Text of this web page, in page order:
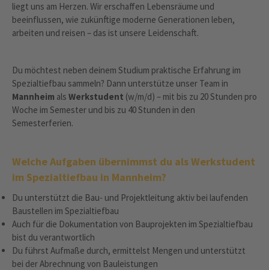
liegt uns am Herzen. Wir erschaffen Lebensräume und
beeinflussen, wie zukünftige moderne Generationen leben,
arbeiten und reisen – das ist unsere Leidenschaft.
Du möchtest neben deinem Studium praktische Erfahrung im
Spezialtiefbau sammeln? Dann unterstütze unser Team in
Mannheim als Werkstudent (w/m/d) – mit bis zu 20 Stunden pro
Woche im Semester und bis zu 40 Stunden in den
Semesterferien.
Welche Aufgaben übernimmst du als Werkstudent
im Spezialtiefbau in Mannheim?
Du unterstützt die Bau- und Projektleitung aktiv bei laufenden
Baustellen im Spezialtiefbau
Auch für die Dokumentation von Bauprojekten im Spezialtiefbau
bist du verantwortlich
Du führst Aufmaße durch, ermittelst Mengen und unterstützt
bei der Abrechnung von Bauleistungen